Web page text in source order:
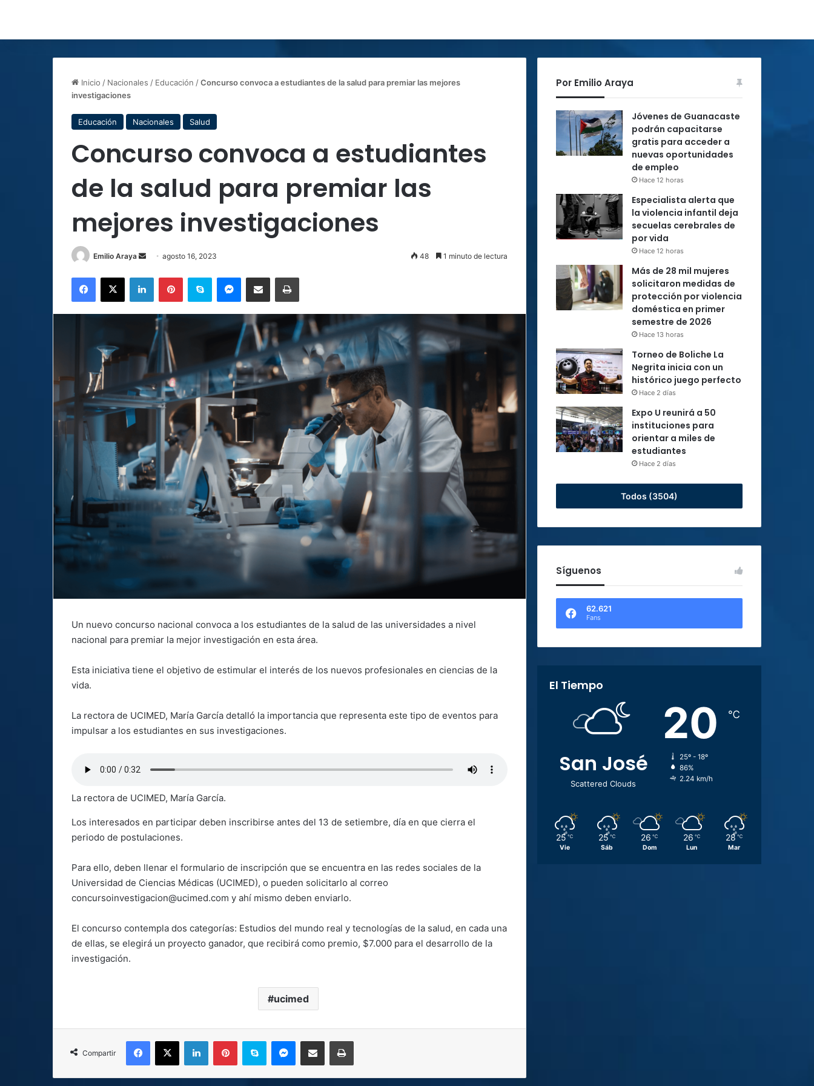
Inicio / Nacionales / Educación /Concurso convoca a estudiantes de la salud para premiar las mejores
investigaciones
Educación Nacionales Salud
Concurso convoca a estudiantes
de la salud para premiar las
mejores investigaciones
Emilio Araya
Sendagosto 16, 2023 48 1 minuto de lectura
Facebook
X LinkedInPinterestSkype MessengerCompartir por correo electrónicoImprimir
Un nuevo concurso nacional convoca a los estudiantes de la salud de las universidades a nivel
nacional para premiar la mejor investigación en esta área.
Esta iniciativa tiene el objetivo de estimular el interés de los nuevos profesionales en ciencias de la
vida.
La rectora de UCIMED, María García detalló la importancia que representa este tipo de eventos para
impulsar a los estudiantes en sus investigaciones.
La rectora de UCIMED, María García.
Los interesados en participar deben inscribirse antes del 13 de setiembre, día en que cierra el
periodo de postulaciones.
Para ello, deben llenar el formulario de inscripción que se encuentra en las redes sociales de la
Universidad de Ciencias Médicas (UCIMED), o pueden solicitarlo al correo
concursoinvestigacion@ucimed.com y ahí mismo deben enviarlo.
El concurso contempla dos categorías: Estudios del mundo real y tecnologías de la salud, en cada una
de ellas, se elegirá un proyecto ganador, que recibirá como premio, $7.000 para el desarrollo de la
investigación.
ucimed
Compartir
Facebook
X LinkedInPinterestSkype MessengerCompartir por correo electrónicoImprimir
Por Emilio Araya
Jóvenes de Guanacaste
podrán capacitarse
gratis para acceder a
nuevas oportunidades
de empleo
Hace 12 horas
Especialista alerta que
la violencia infantil deja
secuelas cerebrales de
por vida
Hace 12 horas
Más de 28 mil mujeres
solicitaron medidas de
protección por violencia
doméstica en primer
semestre de 2026
Hace 13 horas
Torneo de Boliche La
Negrita inicia con un
histórico juego perfecto
Hace 2 días
Expo U reunirá a 50
instituciones para
orientar a miles de
estudiantes
Hace 2 días
Todos (3504)
Síguenos
62.621
Fans
El Tiempo
San José
Scattered Clouds
20 ℃
25º - 18º
86%
2.24 km/h
25 ℃
Vie
25 ℃
Sáb
26 ℃
Dom
26 ℃
Lun
28 ℃
Mar